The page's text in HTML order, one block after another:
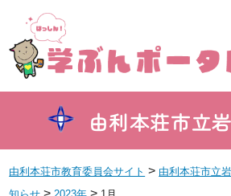
由利本荘市立
由利本荘市教育委員会サイト > 由利本荘市立
> >